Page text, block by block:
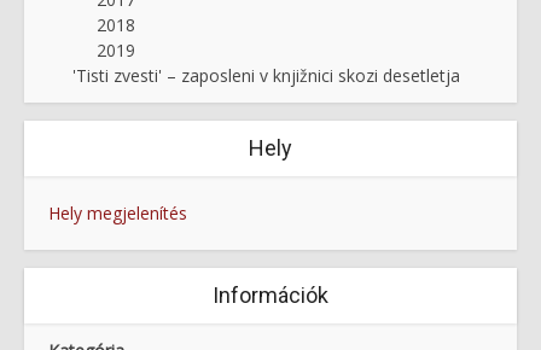
2018
2019
'Tisti zvesti' – zaposleni v knjižnici skozi desetletja
Hely
Hely megjelenítés
Információk